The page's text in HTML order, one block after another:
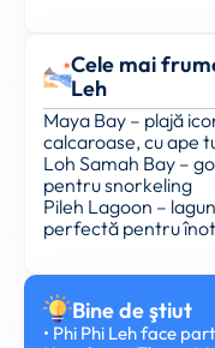
Cele mai
Leh
Maya Bay – plajă
calcaroase, cu ape
Loh Samah Bay –
pentru snorkeling
Pileh Lagoon –
perfectă pentru
Bine de ştiut
• Phi Phi Leh face